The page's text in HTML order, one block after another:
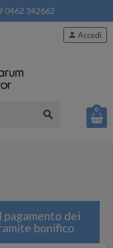
0462 342662
search
person Accedi
0
dei
bonifico